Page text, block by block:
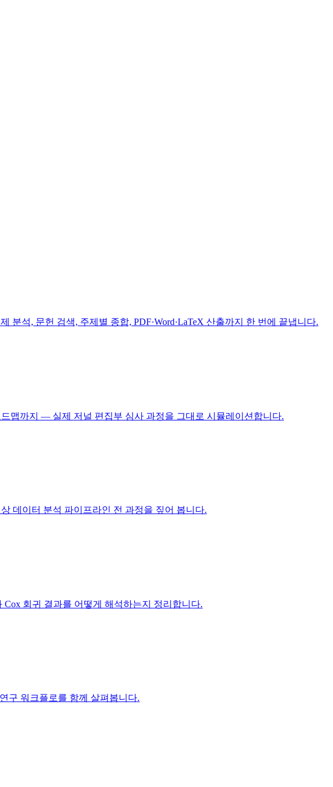
분석, 문헌 검색, 주제별 종합, PDF·Word·LaTeX 산출까지 한 번에 끝냅니다.
맵까지 — 실제 저널 편집부 심사 과정을 그대로 시뮬레이션합니다.
데이터 분석 파이프라인 전 과정을 짚어 봅니다.
회귀 결과를 어떻게 해석하는지 정리합니다.
구 워크플로를 함께 살펴봅니다.